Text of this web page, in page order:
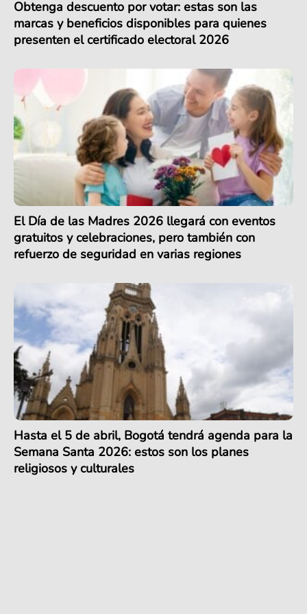
Obtenga descuento por votar: estas son las
marcas y beneficios disponibles para quienes
presenten el certificado electoral 2026
El Día de las Madres 2026 llegará con eventos
gratuitos y celebraciones, pero también con
refuerzo de seguridad en varias regiones
Hasta el 5 de abril, Bogotá tendrá agenda para la
Semana Santa 2026: estos son los planes
religiosos y culturales